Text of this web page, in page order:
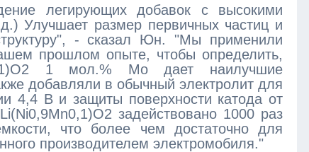
легирующих добавок с высокими
Улучшает размер первичных частиц и
- сказал Юн. "Мы применили
прошлом опыте, чтобы определить,
1 мол.% Mo дает наилучшие
добавляли в обычный электролит для
4,4 В и защиты поверхности катода от
задействовано 1000 раз
что более чем достаточно для
производителем электромобиля."